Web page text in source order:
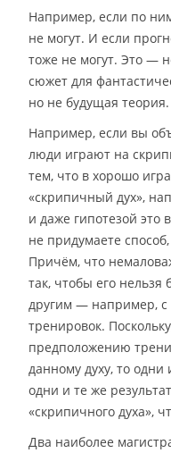
Например, если по
не могут. И если
тоже не могут. Это —
сюжет для
но не будущая теория.
Например, если вы
люди играют на
тем, что в хорошо
«скрипичный дух»,
и даже гипотезой это
не придумаете
Причём, что
так, чтобы его нельзя
другим — например, с
тренировок.
предположению
данному духу, то
одни и те же
«скрипичного духа»,
Два наиболее